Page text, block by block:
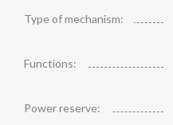
Type of mechanism:
Functions:
Power reserve: